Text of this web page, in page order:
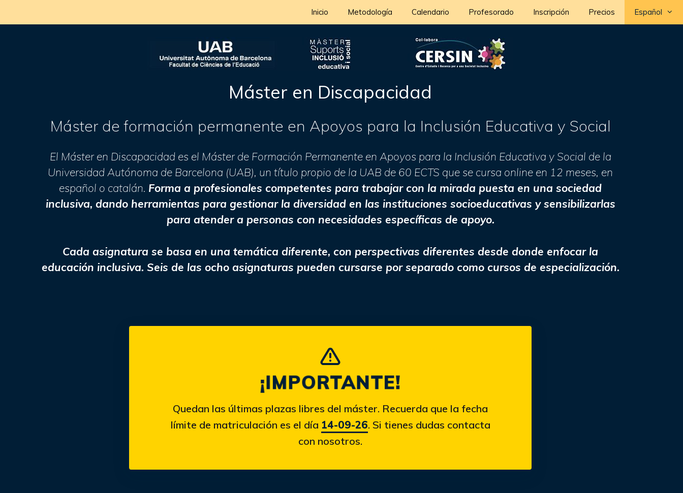
Inicio Metodología Calendario Profesorado Inscripción Precios Español
Máster en Discapacidad
Máster de formación permanente en Apoyos para la Inclusión Educativa y Social
El Máster en Discapacidad es el Máster de Formación Permanente en Apoyos para la Inclusión Educativa y Social de la
Universidad Autónoma de Barcelona (UAB), un título propio de la UAB de 60 ECTS que se cursa online en 12 meses, en
español o catalán. Forma a profesionales competentes para trabajar con la mirada puesta en una sociedad
inclusiva, dando herramientas para gestionar la diversidad en las instituciones socioeducativas y sensibilizarlas
para atender a personas con necesidades específicas de apoyo.
Cada asignatura se basa en una temática diferente, con perspectivas diferentes desde donde enfocar la
educación inclusiva. Seis de las ocho asignaturas pueden cursarse por separado como cursos de especialización.
¡IMPORTANTE!
Quedan las últimas plazas libres del máster. Recuerda que la fecha
límite de matriculación es el día 14-09-26. Si tienes dudas contacta
con nosotros.